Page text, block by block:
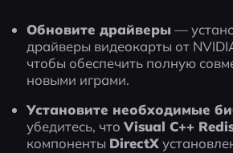
Обновите драйверы —
драйверы видеокарты от
чтобы обеспечить полную
новыми играми.
Установите необходимые
убедитесь, что Visual C++
компоненты DirectX